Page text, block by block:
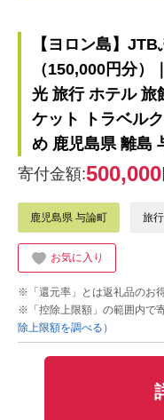
【ヨロン島】
（150,000円分
光 旅行 ホテル 旅
ケット トラベル
め 鹿児島県 離島
寄付金額:500,000
鹿児島県 与論町 旅
お気に入り
※「還元率」とは返礼品のお
※「控除上限額」の範囲内で
除上限額を調べる）